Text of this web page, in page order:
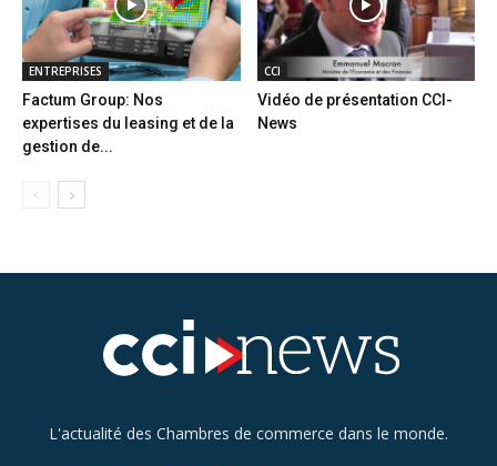
ENTREPRISES
Factum Group: Nos
expertises du leasing et de la
gestion de...
CCI
Vidéo de présentation CCI-
News
L'actualité des Chambres de commerce dans le monde.